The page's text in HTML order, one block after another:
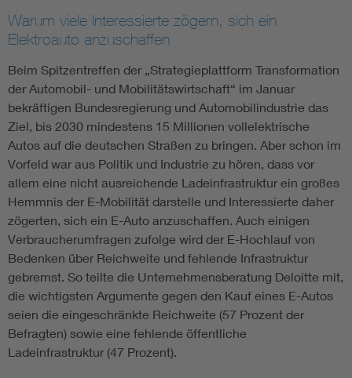
Warum viele Interessierte zögern, sich ein
Elektroauto anzuschaffen
Beim Spitzentreffen der „Strategieplattform Transformation
der Automobil- und Mobilitätswirtschaft“ im Januar
bekräftigen Bundesregierung und Automobilindustrie das
Ziel, bis 2030 mindestens 15 Millionen voll­elektrische
Autos auf die deutschen Straßen zu bringen. Aber schon im
Vorfeld war aus Politik und Indus­trie zu hören, dass vor
allem eine nicht ausreichende Ladeinfrastruktur ein großes
Hemmnis der E-Mobilität darstelle und Interessierte daher
zögerten, sich ein E-Auto anzuschaffen. Auch einigen
Verbraucherumfragen zufolge wird der E-Hochlauf von
Bedenken über Reichweite und fehlende Infrastruktur
gebremst. So teilte die Unternehmensberatung Deloitte mit,
die wichtigsten Argumente gegen den Kauf eines E-Autos
seien die eingeschränkte Reichweite (57 Prozent der
Befragten) sowie eine fehlende öffentliche
Ladeinfrastruktur (47 Prozent).